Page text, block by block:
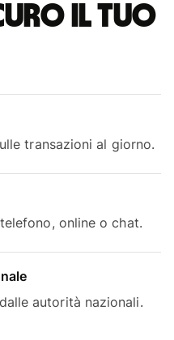
il tuo
transazioni al giorno.
online o chat.
autorità nazionali.